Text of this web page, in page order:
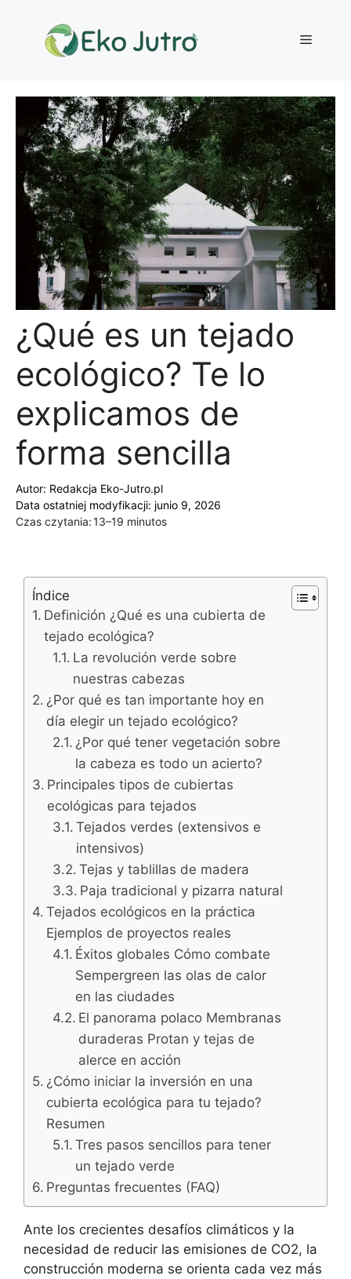
contenido
Menú
¿Qué es un tejado
ecológico? Te lo
explicamos de
forma sencilla
Autor: Redakcja Eko-Jutro.pl
Data ostatniej modyfikacji: junio 9, 2026
Czas czytania:13–19 minutos
Índice
Definición ¿Qué es una cubierta de
tejado ecológica?
La revolución verde sobre
nuestras cabezas
¿Por qué es tan importante hoy en
día elegir un tejado ecológico?
¿Por qué tener vegetación sobre
la cabeza es todo un acierto?
Principales tipos de cubiertas
ecológicas para tejados
Tejados verdes (extensivos e
intensivos)
Tejas y tablillas de madera
Paja tradicional y pizarra natural
Tejados ecológicos en la práctica
Ejemplos de proyectos reales
Éxitos globales Cómo combate
Sempergreen las olas de calor
en las ciudades
El panorama polaco Membranas
duraderas Protan y tejas de
alerce en acción
¿Cómo iniciar la inversión en una
cubierta ecológica para tu tejado?
Resumen
Tres pasos sencillos para tener
un tejado verde
Preguntas frecuentes (FAQ)
Ante los crecientes desafíos climáticos y la
necesidad de reducir las emisiones de CO2, la
construcción moderna se orienta cada vez más